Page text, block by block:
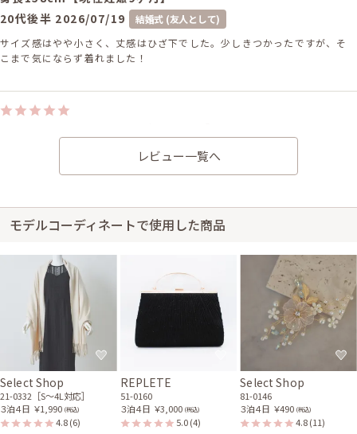
20代後半 2026/07/19
結婚式 (友人として)
サイズ感はやや小さく、丈感はひざ下でした。少しきつかったですが、そ
こまで気にならず着れました！
結婚式 (友人として)
サイズ感はぴったりで、丈感はひざ下でした。状態もきれいでサイズ感も
レビュー一覧へ
モデルコーディネートで使用した商品
Select Shop
21-0332［S〜4L対応］
３泊４日 ￥1,990 (税込)
4.8(6)
REPLETE
51-0160
３泊４日 ￥3,000 (税込)
5.0(4)
Select Shop
81-0146
３泊４日 ￥490 (税込)
4.8(11)